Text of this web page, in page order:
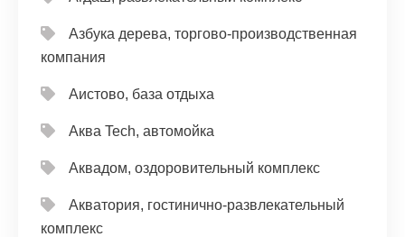
Азбука дерева, торгово-производственная
компания
Аистово, база отдыха
Аква Tech, автомойка
Аквадом, оздоровительный комплекс
Акватория, гостинично-развлекательный
комплекс